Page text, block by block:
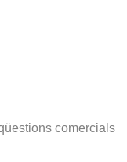
comercials